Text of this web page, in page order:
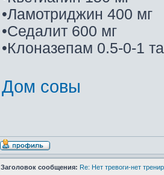
•Ламотриджин 400 мг
•Седалит 600 мг
•Клоназепам 0.5-0-1
Дом совы
Заголовок сообщения: Re: Нет тревоги-нет